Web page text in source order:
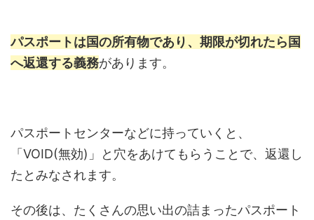
パスポートは国の所有物であり、期限が切れたら国
へ返還する義務があります。
パスポートセンターなどに持っていくと、
「VOID(無効)」と穴をあけてもらうことで、返還し
たとみなされます。
その後は、たくさんの思い出の詰まったパスポート